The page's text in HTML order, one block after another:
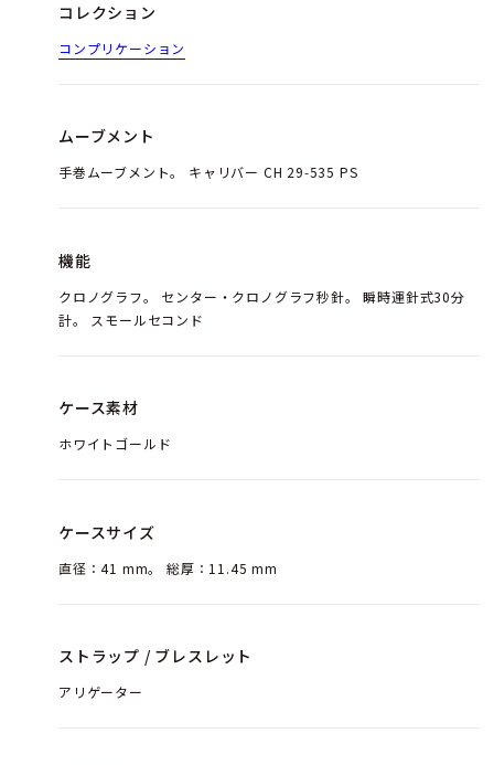
コレクション
コンプリケーション
ムーブメント
手巻ムーブメント。 キャリバー CH 29‑535 PS
機能
クロノグラフ。 センター・クロノグラフ秒針。 瞬時運針式30分
計。 スモールセコンド
ケース素材
ホワイトゴールド
ケースサイズ
直径：41 mm。 総厚：11.45 mm
ストラップ / ブレスレット
アリゲーター